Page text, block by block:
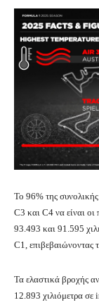
Το 96% της
C3 και C4 να είναι οι
93.493 και 91.595
C1, επιβεβαιώνοντας
Τα ελαστικά βροχής
12.893 χιλιόμετρα